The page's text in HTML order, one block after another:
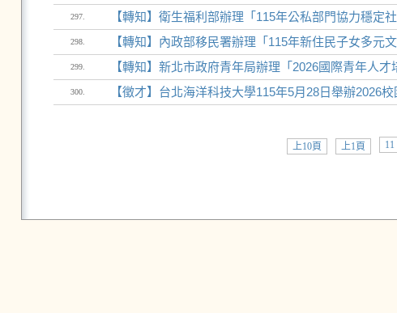
297. 【轉知】衛生福利部辦理「115年公私部門協力穩定
298. 【轉知】內政部移民署辦理「115年新住民子女多元
299. 【轉知】新北市政府青年局辦理「2026國際青年人才
300. 【徵才】台北海洋科技大學115年5月28日舉辦2026
上10頁 上1頁 11